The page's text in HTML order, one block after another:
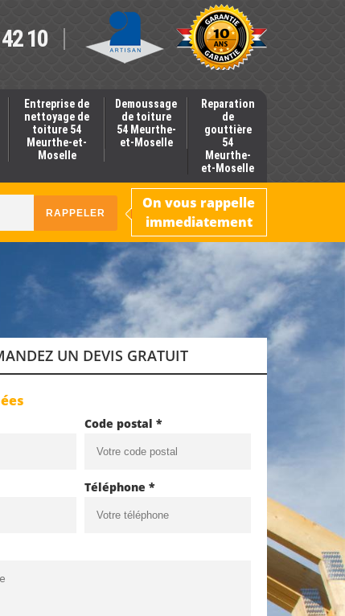
10
Entreprise de
nettoyage de
toiture 54
Meurthe-et-
Moselle
Demoussage
de toiture
54 Meurthe-
et-Moselle
Reparation
de
gouttière
54
Meurthe-
et-Moselle
On vous rappelle
immediatement
UN DEVIS GRATUIT
Code postal *
Téléphone *